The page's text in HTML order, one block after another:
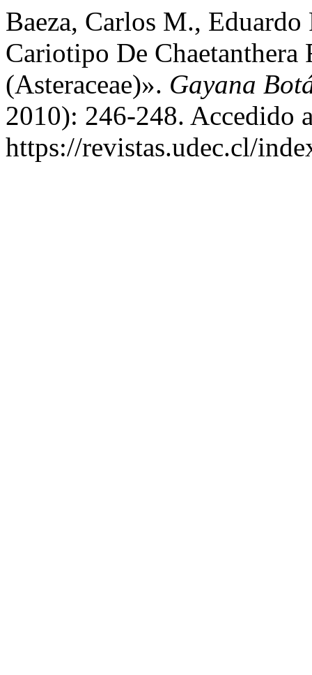
Baeza, Carlos M.,
Cariotipo De
(Asteraceae)». Gayana
2010): 246-248. Accedido
https://revistas.udec.cl/